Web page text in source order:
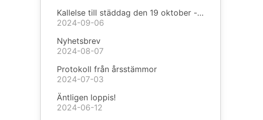
Kallelse till städdag den 19 oktober - information
2024-09-06
Nyhetsbrev
2024-08-07
Protokoll från årsstämmor
2024-07-03
Äntligen loppis!
2024-06-12